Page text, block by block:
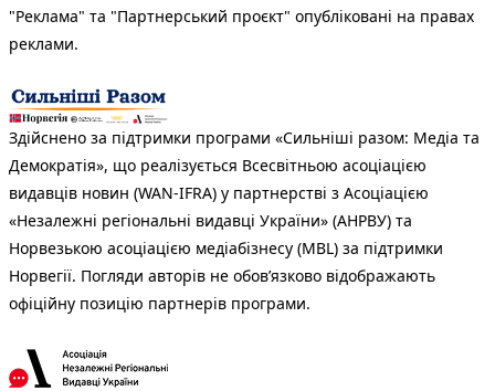
"Реклама" та "Партнерський проєкт" опубліковані на правах
реклами.
Здійснено за підтримки програми «Сильніші разом: Медіа та
Демократія», що реалізується Всесвітньою асоціацією
видавців новин (WAN-IFRA) у партнерстві з Асоціацією
«Незалежні регіональні видавці України» (АНРВУ) та
Норвезькою асоціацією медіабізнесу (MBL) за підтримки
Норвегії. Погляди авторів не обов’язково відображають
офіційну позицію партнерів програми.